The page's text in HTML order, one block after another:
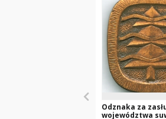
Odznaka za
województwa